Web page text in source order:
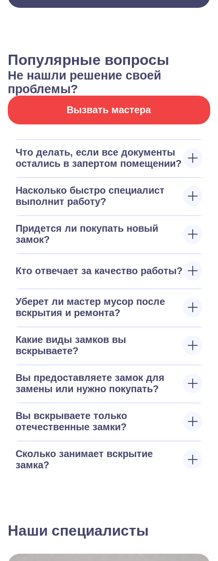
Популярные вопросы
Не нашли решение своей
проблемы?
Вызвать мастера
Что делать, если все документы
остались в запертом помещении?
Насколько быстро специалист
выполнит работу?
Придется ли покупать новый
замок?
Кто отвечает за качество работы?
Уберет ли мастер мусор после
вскрытия и ремонта?
Какие виды замков вы
вскрываете?
Вы предоставляете замок для
замены или нужно покупать?
Вы вскрываете только
отечественные замки?
Сколько занимает вскрытие
замка?
Наши специалисты